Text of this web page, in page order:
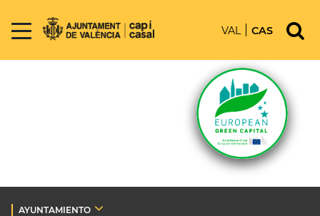
VAL CAS
AYUNTAMIENTO